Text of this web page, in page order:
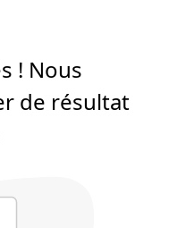
! Nous
de résultat